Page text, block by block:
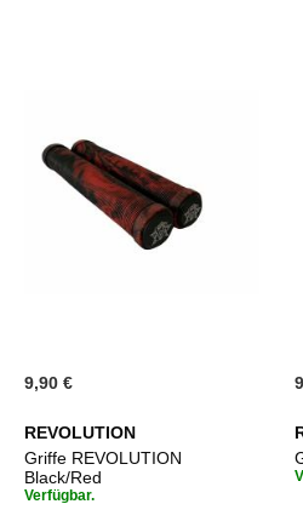
9,90 €
REVOLUTION
Griffe REVOLUTION
Black/Red
Verfügbar.